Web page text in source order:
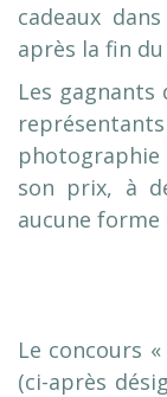
cadeaux
après la fin
Les gagnants
photographie
son prix, à
aucune
Le concours
(ci-après